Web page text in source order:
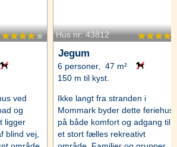
ved
og
ligger
blind vej,
Hus nr: 43812
Jegum
6 personer, 47 m²
150 m til kyst.
Ikke langt fra stranden i
Mommark byder dette feriehus
på både komfort og adgang til
et stort fælles rekreativt